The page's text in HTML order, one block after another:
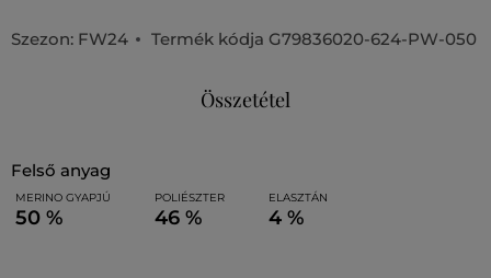
Szezon: FW24 Termék kódja G79836020-624-PW-050
Összetétel
felső anyag
MERINO GYAPJÚ
50 %
POLIÉSZTER
46 %
ELASZTÁN
4 %